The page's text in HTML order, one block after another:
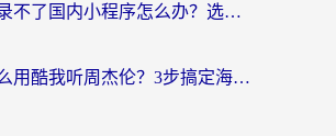
在国外登录不了国内小程序怎么办？选对回国加速器，轻松解锁国内资源
在美国怎么用酷我听周杰伦？3步搞定海外听歌难题